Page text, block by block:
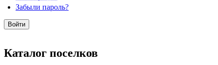
Забыли пароль?
Каталог поселков